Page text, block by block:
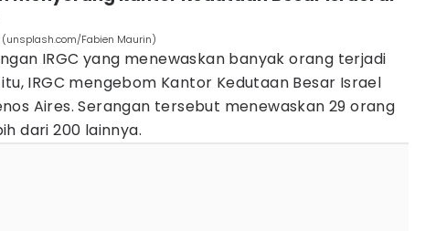
Fabien Maurin)
IRGC yang menewaskan banyak orang terjadi
itu, IRGC mengebom Kantor Kedutaan Besar Israel
Aires. Serangan tersebut menewaskan 29 orang
dari 200 lainnya.